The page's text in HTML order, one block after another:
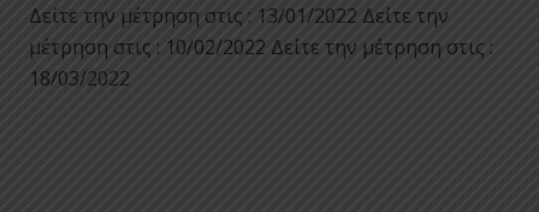
Δείτε την μέτρηση στις : 13/01/2022 Δείτε την
μέτρηση στις : 10/02/2022 Δείτε την μέτρηση στις :
18/03/2022